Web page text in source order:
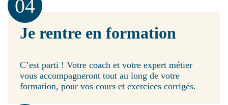
04
Je rentre en formation
C’est parti ! Votre coach et votre expert métier
vous accompagneront tout au long de votre
formation, pour vos cours et exercices corrigés.